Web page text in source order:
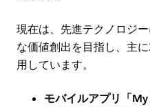
現在は、先進テクノロジ
な価値創出を目指し、主
用しています。
モバイルアプリ「